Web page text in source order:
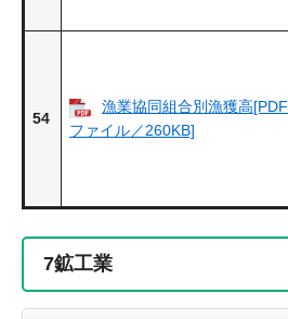
54
漁業協同組合別漁獲高[PDF
ファイル／260KB]
7鉱工業